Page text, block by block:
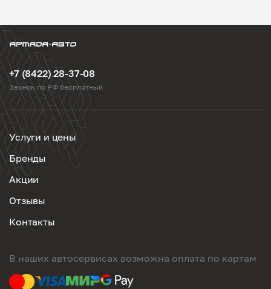
+7 (8422) 28-37-08
Звонок по РФ бесплатный
Услуги и цены
Бренды
Акции
Отзывы
Контакты
В наших автосервисах возможна оплата по картам